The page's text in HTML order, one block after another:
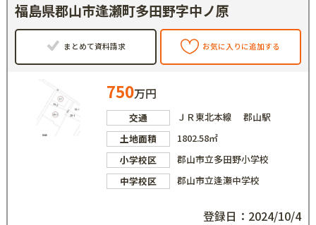
福島県郡山市逢瀬町多田野字中ノ原
まとめて資料請求 お気に入りに追加する
750万円
交通
ＪＲ東北本線 郡山駅
土地面積
1802.58㎡
小学校区
郡山市立多田野小学校
中学校区
郡山市立逢瀬中学校
登録日：2024/10/4